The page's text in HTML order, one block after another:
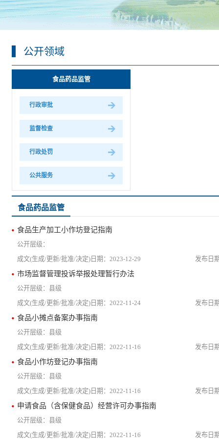
公开领域
食品药品监管
行政审批
监督检查
行政处罚
公共服务
食品药品监管
食品生产加工小作坊登记指南
2023-12-29
市场监督管理投诉举报处理暂行办法
县级
2022-11-24
食品小摊点备案办事指南
县级
2022-11-16
食品小作坊登记办事指南
县级
2022-11-16
申请食品（含保健食品）经营许可办事指南
县级
2022-11-16